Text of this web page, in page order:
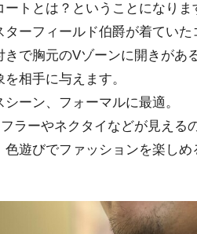
トとは？ということになりま
ターフィールド伯爵が着ていた
で胸元のVゾーンに開きがあ
相手に与えます。
ーン、フォーマルに最適。
ラーやネクタイなどが見えるの
遊びでファッションを楽しめ